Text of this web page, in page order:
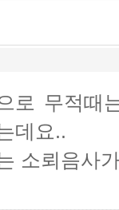
로 무적때
데요..
소뢰음사